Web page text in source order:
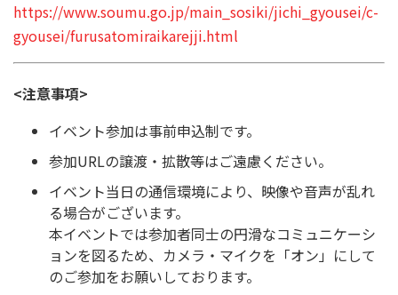
https://www.soumu.go.jp/main_sosiki/jichi_gyousei/c-
gyousei/furusatomiraikarejji.html
<注意事項>
イベント参加は事前申込制です。
参加URLの譲渡・拡散等はご遠慮ください。
イベント当日の通信環境により、映像や音声が乱れ
る場合がございます。
本イベントでは参加者同士の円滑なコミュニケーシ
ョンを図るため、カメラ・マイクを「オン」にして
のご参加をお願いしております。